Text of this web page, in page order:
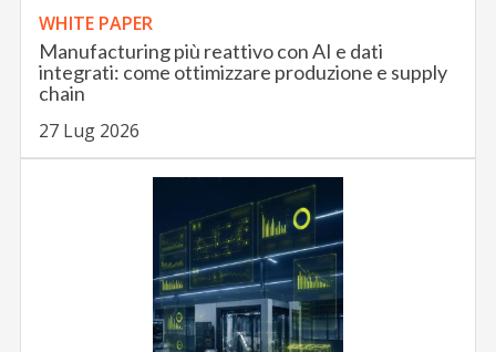
WHITE PAPER
Manufacturing più reattivo con AI e dati
integrati: come ottimizzare produzione e supply
chain
27 Lug 2026